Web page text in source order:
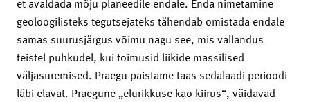
et avaldada mõju planeedile endale. Enda nimetamine
geoloogilisteks tegutsejateks tähendab omistada endale
samas suurusjärgus võimu nagu see, mis vallandus
teistel puhkudel, kui toimusid liikide massilised
väljasuremised. Praegu paistame taas sedalaadi perioodi
läbi elavat. Praegune „elurikkuse kao kiirus“, väidavad